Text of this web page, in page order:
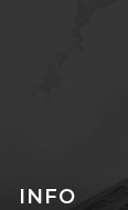
INFO